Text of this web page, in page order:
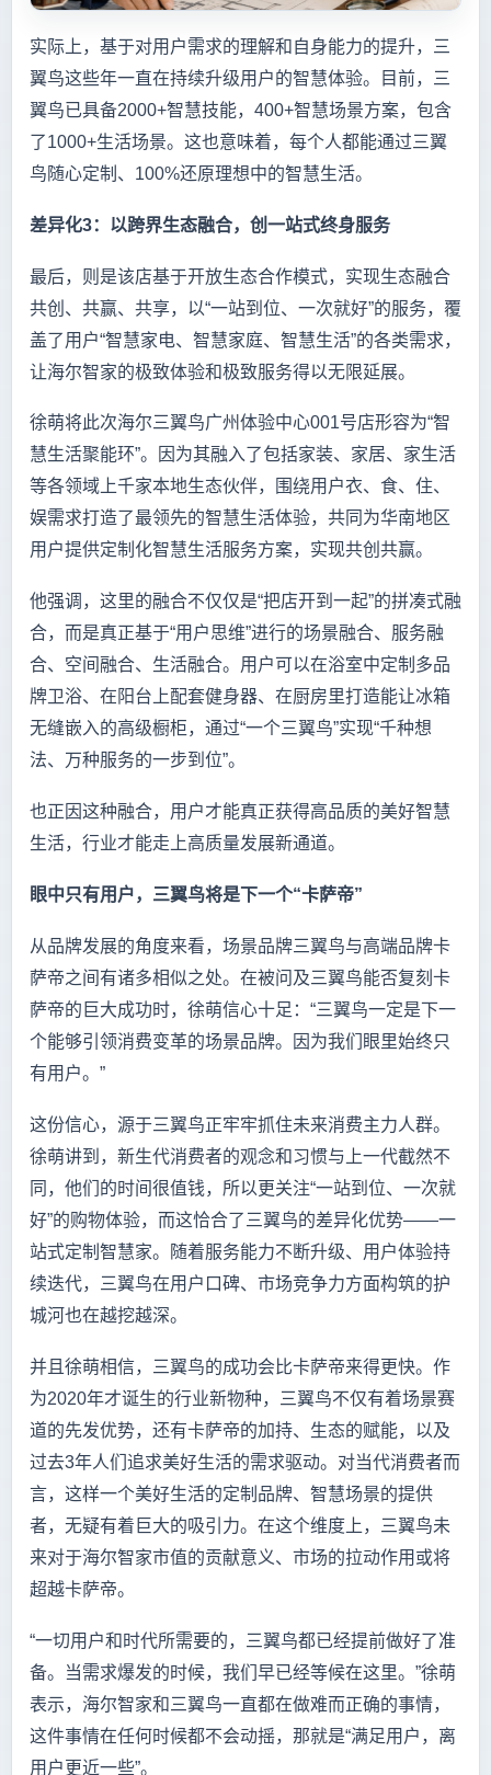
实际上，基于对用户需求的理解和自身能力的提升，三
翼鸟这些年一直在持续升级用户的智慧体验。目前，三
翼鸟已具备2000+智慧技能，400+智慧场景方案，包含
了1000+生活场景。这也意味着，每个人都能通过三翼
鸟随心定制、100%还原理想中的智慧生活。
差异化3：以跨界生态融合，创一站式终身服务
最后，则是该店基于开放生态合作模式，实现生态融合
共创、共赢、共享，以“一站到位、一次就好”的服务，覆
盖了用户“智慧家电、智慧家庭、智慧生活”的各类需求，
让海尔智家的极致体验和极致服务得以无限延展。
徐萌将此次海尔三翼鸟广州体验中心001号店形容为“智
慧生活聚能环”。因为其融入了包括家装、家居、家生活
等各领域上千家本地生态伙伴，围绕用户衣、食、住、
娱需求打造了最领先的智慧生活体验，共同为华南地区
用户提供定制化智慧生活服务方案，实现共创共赢。
他强调，这里的融合不仅仅是“把店开到一起”的拼凑式融
合，而是真正基于“用户思维”进行的场景融合、服务融
合、空间融合、生活融合。用户可以在浴室中定制多品
牌卫浴、在阳台上配套健身器、在厨房里打造能让冰箱
无缝嵌入的高级橱柜，通过“一个三翼鸟”实现“千种想
法、万种服务的一步到位”。
也正因这种融合，用户才能真正获得高品质的美好智慧
生活，行业才能走上高质量发展新通道。
眼中只有用户，三翼鸟将是下一个“卡萨帝”
从品牌发展的角度来看，场景品牌三翼鸟与高端品牌卡
萨帝之间有诸多相似之处。在被问及三翼鸟能否复刻卡
萨帝的巨大成功时，徐萌信心十足：“三翼鸟一定是下一
个能够引领消费变革的场景品牌。因为我们眼里始终只
有用户。”
这份信心，源于三翼鸟正牢牢抓住未来消费主力人群。
徐萌讲到，新生代消费者的观念和习惯与上一代截然不
同，他们的时间很值钱，所以更关注“一站到位、一次就
好”的购物体验，而这恰合了三翼鸟的差异化优势——一
站式定制智慧家。随着服务能力不断升级、用户体验持
续迭代，三翼鸟在用户口碑、市场竞争力方面构筑的护
城河也在越挖越深。
并且徐萌相信，三翼鸟的成功会比卡萨帝来得更快。作
为2020年才诞生的行业新物种，三翼鸟不仅有着场景赛
道的先发优势，还有卡萨帝的加持、生态的赋能，以及
过去3年人们追求美好生活的需求驱动。对当代消费者而
言，这样一个美好生活的定制品牌、智慧场景的提供
者，无疑有着巨大的吸引力。在这个维度上，三翼鸟未
来对于海尔智家市值的贡献意义、市场的拉动作用或将
超越卡萨帝。
“一切用户和时代所需要的，三翼鸟都已经提前做好了准
备。当需求爆发的时候，我们早已经等候在这里。”徐萌
表示，海尔智家和三翼鸟一直都在做难而正确的事情，
这件事情在任何时候都不会动摇，那就是“满足用户，离
用户更近一些”。